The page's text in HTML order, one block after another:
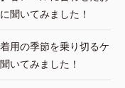
聞いてみました！
用の季節を乗り切るケ
いてみました！